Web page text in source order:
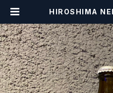
HIROSHIMA
ssic IPA ヒロシ
ューイング 本通
クラシック IPA 【